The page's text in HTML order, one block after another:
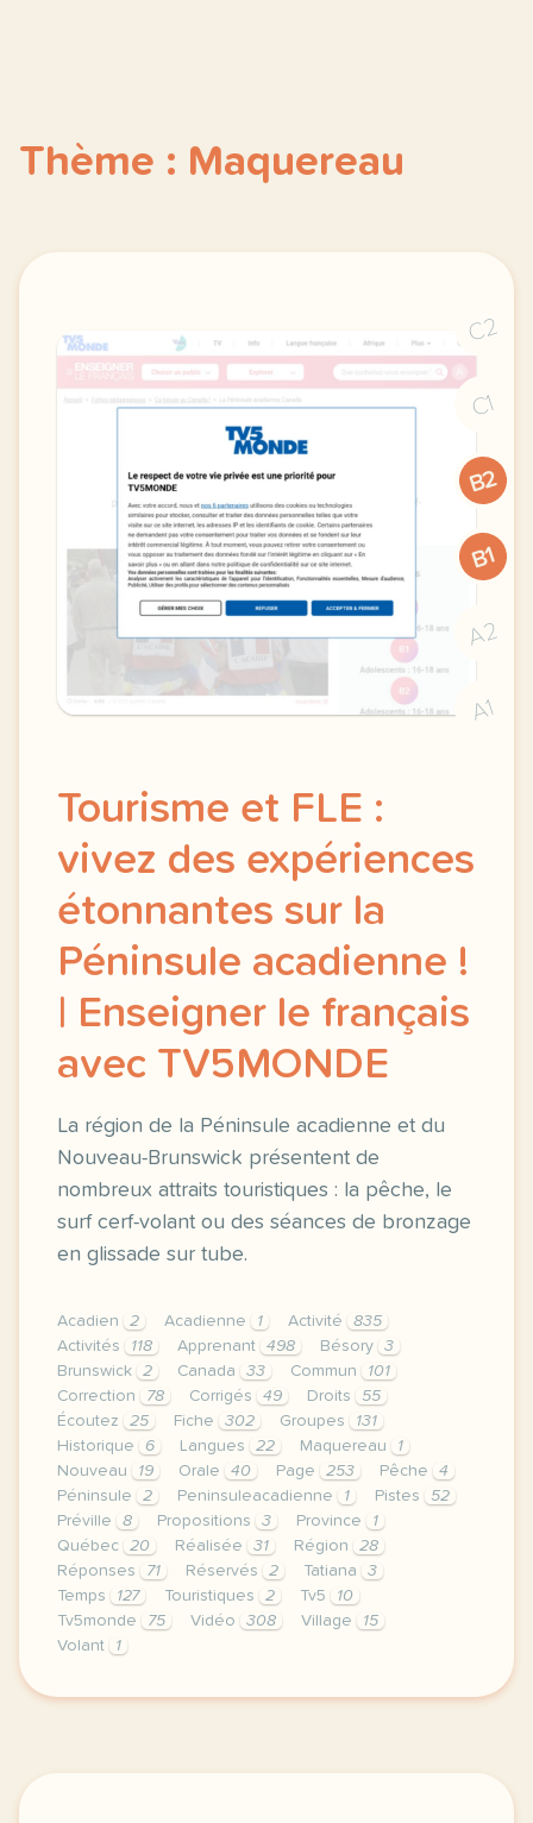
Thème : Maquereau
C2
C1
B2
B1
A2
A1
Tourisme et FLE :
vivez des expériences
étonnantes sur la
Péninsule acadienne !
| Enseigner le français
avec TV5MONDE
La région de la Péninsule acadienne et du
Nouveau-Brunswick présentent de
nombreux attraits touristiques : la pêche, le
surf cerf-volant ou des séances de bronzage
en glissade sur tube.
Acadien 2 Acadienne 1 Activité
835
Activités
118 Apprenant 498 Bésory
3
Brunswick
2 Canada 33 Commun
101
Correction
78 Corrigés 49 Droits
55
Écoutez
25 Fiche 302 Groupes
131
Historique
6 Langues 22 Maquereau
1
Nouveau
19 Orale 40 Page 253 Pêche
4
Péninsule
2 Peninsuleacadienne 1 Pistes
52
Préville
8 Propositions 3 Province
1
Québec
20 Réalisée 31 Région
28
Réponses
71 Réservés 2 Tatiana
3
Temps
127 Touristiques 2 Tv5
10
Tv5monde
75 Vidéo 308 Village
15
Volant
1
le respect de votre vie privee est une priorite